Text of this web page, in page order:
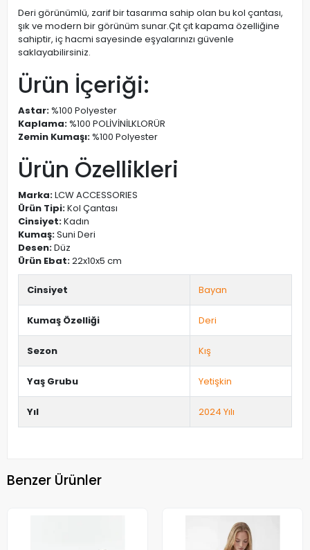
Deri görünümlü, zarif bir tasarıma sahip olan bu kol çantası,
şık ve modern bir görünüm sunar.Çıt çıt kapama özelliğine
sahiptir, iç hacmi sayesinde eşyalarınızı güvenle
saklayabilirsiniz.
Ürün İçeriği:
Astar: %100 Polyester
Kaplama: %100 POLİVİNİLKLORÜR
Zemin Kumaşı: %100 Polyester
Ürün Özellikleri
Marka:LCW ACCESSORIES
Ürün Tipi:Kol Çantası
Cinsiyet:Kadın
Kumaş:Suni Deri
Desen:Düz
Ürün Ebat:22x10x5 cm
Cinsiyet Bayan
Kumaş Özelliği Deri
Sezon Kış
Yaş Grubu Yetişkin
Yıl 2024 Yılı
Benzer Ürünler